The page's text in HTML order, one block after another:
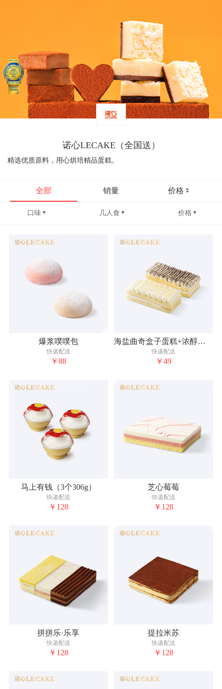
诺心LECAKE（全国送）
精选优质原料，用心烘培精品蛋糕。
全部 销量 价格
口味 几人食 价格
爆浆噗噗包
快递配送
￥88
海盐曲奇盒子蛋糕+浓醇牛乳风味盒子蛋糕
快递配送
￥49
马上有钱（3个306g）
快递配送
￥128
芝心莓莓
快递配送
￥128
拼拼乐·乐享
快递配送
￥128
提拉米苏
快递配送
￥128